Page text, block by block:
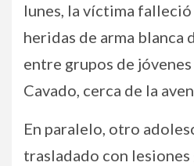
lunes, la víctima
heridas de arma blanca
entre grupos de
Cavado, cerca de la
En paralelo, otro
trasladado con